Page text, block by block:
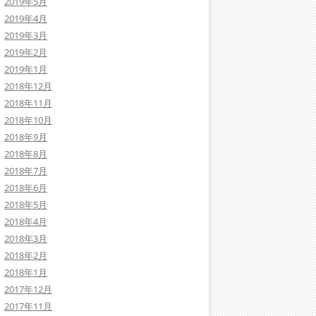
2019年4月
2019年3月
2019年2月
2019年1月
2018年12月
2018年11月
2018年10月
2018年9月
2018年8月
2018年7月
2018年6月
2018年5月
2018年4月
2018年3月
2018年2月
2018年1月
2017年12月
2017年11月